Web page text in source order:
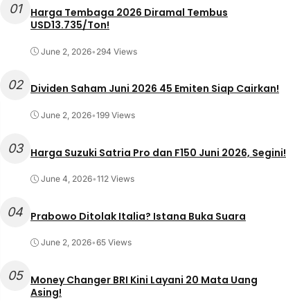
01
Harga Tembaga 2026 Diramal Tembus
USD13.735/Ton!
June 2, 2026• 294 Views
02 Dividen Saham Juni 2026 45 Emiten Siap Cairkan!
June 2, 2026•199 Views
03 Harga Suzuki Satria Pro dan F150 Juni 2026, Segini!
June 4, 2026•112 Views
04 Prabowo Ditolak Italia? Istana Buka Suara
June 2, 2026•65 Views
05
Money Changer BRI Kini Layani 20 Mata Uang
Asing!